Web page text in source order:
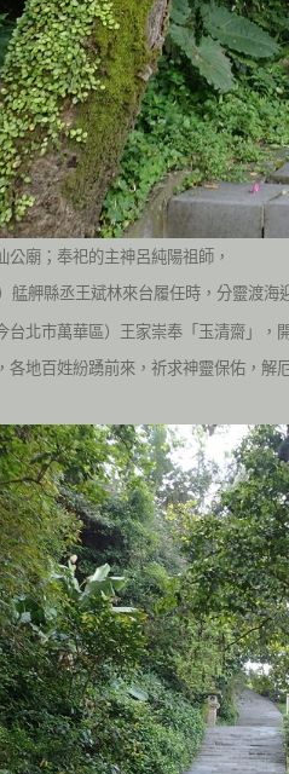
公廟；奉祀的主神呂純陽祖師，
艋舺縣丞王斌林來台履任時， 分靈渡海
台北市萬華區）王家崇奉「玉清齋」，
各地百姓紛踴前來，祈求神靈保佑，解